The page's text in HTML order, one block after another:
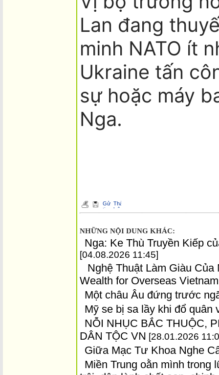
Lan đang
minh NATO ít
Ukraine tấn
sự hoặc máy
Nga.
NHỮNG NỘI DUNG KHÁC:
Nga: Ke Thù Truyền Kiếp
[04.08.2026 11:45]
Nghệ Thuật Làm Giàu
Wealth for Overseas
Một châu Âu đứng trước
Mỹ se bị sa lầy khi đổ quân
NỖI NHỤC BẮC THUỘC,
DÂN TỘC VN [28.01.2026
Giữa Mạc Tư Khoa Nghe
Miền Trung oằn mình trong